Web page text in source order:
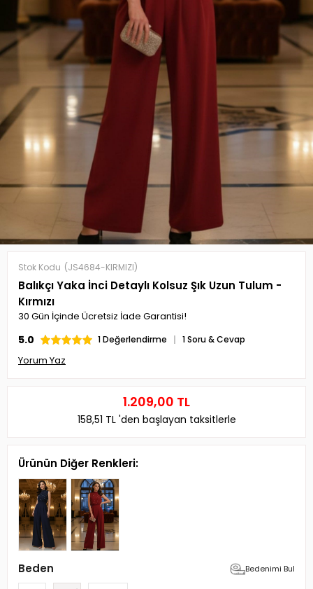
Stok Kodu (JS4684-KIRMIZI)
Balıkçı Yaka İnci Detaylı Kolsuz Şık Uzun Tulum -
Kırmızı
30 Gün İçinde Ücretsiz İade Garantisi!
5.0 1 Değerlendirme 1 Soru & Cevap
Yorum Yaz
1.209,00 TL
158,51 TL 'den başlayan taksitlerle
Ürünün Diğer Renkleri:
Beden Bedenimi Bul